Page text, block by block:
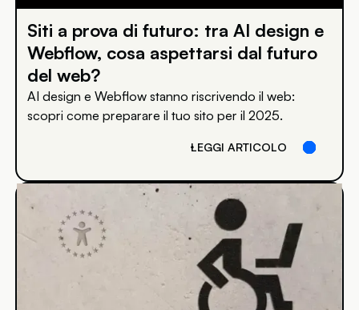
Siti a prova di futuro: tra AI design e
Webflow, cosa aspettarsi dal futuro
del web?
AI design e Webflow stanno riscrivendo il web:
scopri come preparare il tuo sito per il 2025.
LEGGI ARTICOLO